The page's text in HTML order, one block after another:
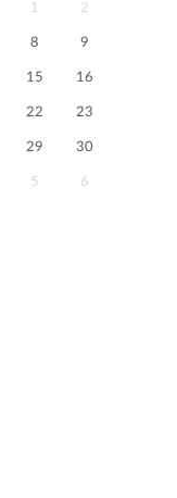
1 2
8 9
15 16
22 23
29 30
5 6